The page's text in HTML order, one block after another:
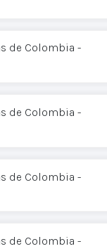
de Colombia -
de Colombia -
de Colombia -
de Colombia -